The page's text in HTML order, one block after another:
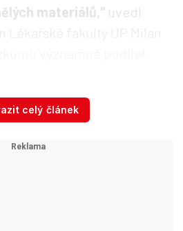
materiálů,“ uvedl
celý článek